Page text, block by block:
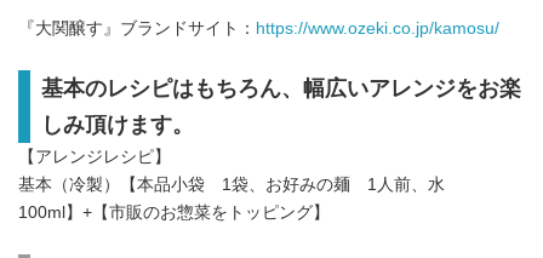
『大関醸す』ブランドサイト： https://www.ozeki.co.jp/kamosu/
基本のレシピはもちろん、幅広いアレンジをお楽
しみ頂けます。
【アレンジレシピ】
基本（冷製）【本品小袋 1袋、お好みの麺 1人前、水
100ml】+【市販のお惣菜をトッピング】